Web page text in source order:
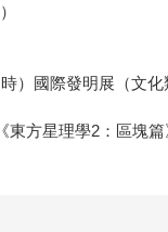
）國際發明展（文
方星理學2：區塊篇